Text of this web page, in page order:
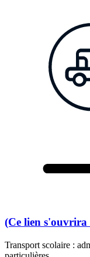
(Ce lien s'ouvrira
Transport scolaire :